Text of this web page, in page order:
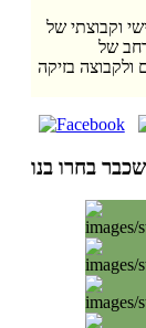
וקבוצתי של
רחב של
בזיקה
שכבר בחרו בנו